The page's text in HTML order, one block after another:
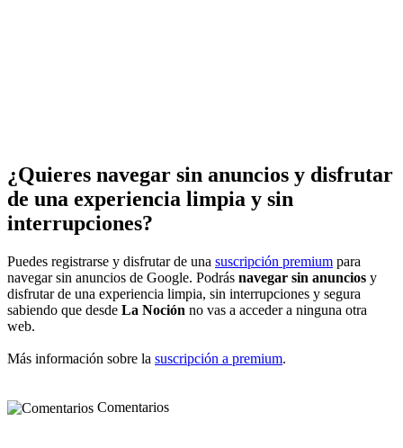
¿Quieres navegar sin anuncios y disfrutar
de una experiencia limpia y sin
interrupciones?
Puedes registrarse y disfrutar de una suscripción premium para
navegar sin anuncios de Google. Podrás navegar sin anuncios y
disfrutar de una experiencia limpia, sin interrupciones y segura
sabiendo que desde La Noción no vas a acceder a ninguna otra
web.
Más información sobre la suscripción a premium.
Comentarios